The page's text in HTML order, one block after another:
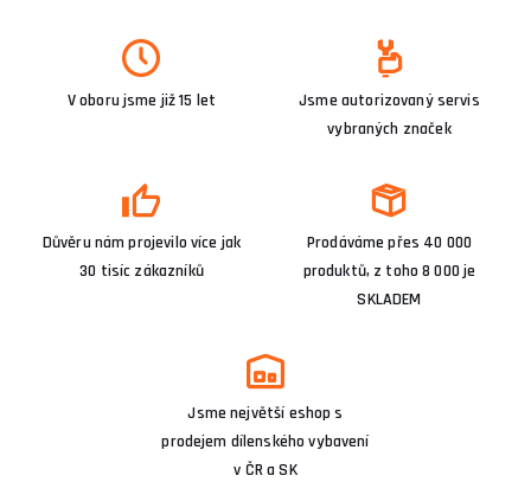
V oboru jsme již 15 let
Jsme autorizovaný servis
vybraných značek
Důvěru nám projevilo více jak
30 tisíc zákazníků
Prodáváme přes 40 000
produktů, z toho 8 000 je
SKLADEM
Jsme největší eshop s
prodejem dílenského vybavení
v ČR a SK